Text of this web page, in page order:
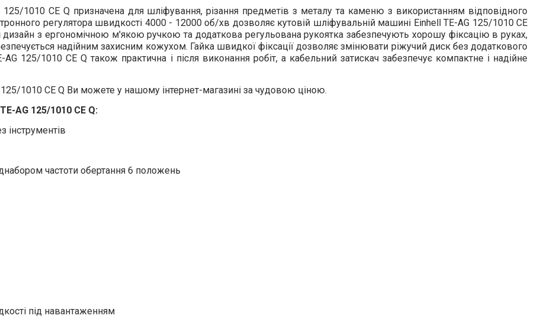
1010 CE Q призначена для шліфування, різання предметів з металу та каменю з використанням відповідного
регулятора швидкості 4000 - 12000 об/хв дозволяє кутовій шліфувальній машині Einhell TE-AG 125/1010 CE
дизайн з ергономічною м'якою ручкою та додаткова регульована рукоятка забезпечують хорошу фіксацію в руках,
надійним захисним кожухом. Гайка швидкої фіксації дозволяє змінювати ріжучий диск без додаткового
125/1010 CE Q також практична і після виконання робіт, а кабельний затискач забезпечує компактне і надійне
1010 CE Q Ви можете у нашому інтернет-магазині за чудовою ціною.
AG 125/1010 CE Q:
інструментів
частоти обертання 6 положень
під навантаженням